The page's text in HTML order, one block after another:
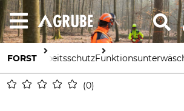
FORST Arbeitsschutz
0